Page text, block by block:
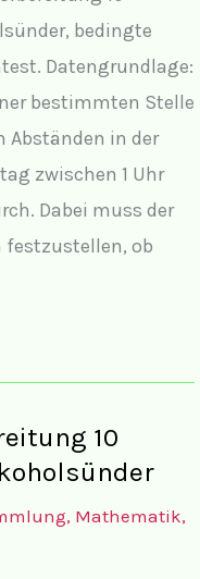
bedingte
Datengrundlage:
bestimmten Stelle
Abständen in der
zwischen 1 Uhr
Dabei muss der
festzustellen, ob
10
, Mathematik,